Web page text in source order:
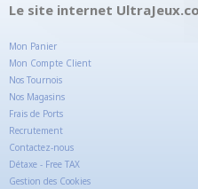
Le site internet
Mon Panier
Mon Compte Client
Nos Tournois
Nos Magasins
Frais de Ports
Recrutement
Contactez-nous
Détaxe - Free TAX
Gestion des Cookies